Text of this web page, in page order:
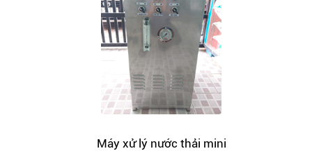
Máy xử lý nước thải mini